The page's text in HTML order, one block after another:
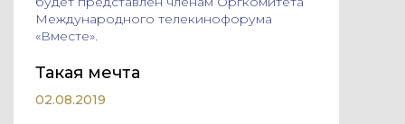
Международного телекинофорума
«Вместе».
Такая мечта
02.08.2019